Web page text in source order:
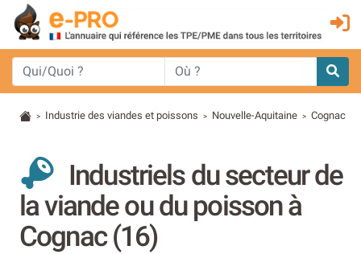
> Industrie des viandes et poissons > Nouvelle-Aquitaine > Cognac
Industriels du secteur de
la viande ou du poisson à
Cognac (16)